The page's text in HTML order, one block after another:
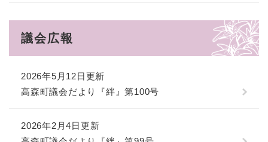
議会広報
2026年5月12日更新
高森町議会だより『絆』第100号
2026年2月4日更新